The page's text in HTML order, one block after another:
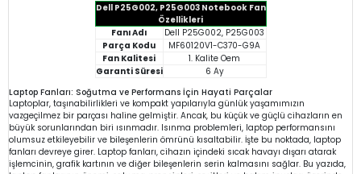
Dell P25G002, P25G003 Notebook Fan
Özellikleri
Fanı Adı
Dell P25G002, P25G003
Parça Kodu
MF60120V1-C370-G9A
Fan Kalitesi
1. Kalite Oem
Garanti Süresi
6 Ay
Laptop Fanları: Soğutma ve Performans İçin Hayati Parçalar
Laptoplar, taşınabilirlikleri ve kompakt yapılarıyla günlük yaşamımızın
vazgeçilmez bir parçası haline gelmiştir. Ancak, bu küçük ve güçlü cihazların en
büyük sorunlarından biri ısınmadır. Isınma problemleri, laptop performansını
olumsuz etkileyebilir ve bileşenlerin ömrünü kısaltabilir. İşte bu noktada, laptop
fanları devreye girer. Laptop fanları, cihazın içindeki sıcak havayı dışarı atarak
işlemcinin, grafik kartının ve diğer bileşenlerin serin kalmasını sağlar. Bu yazıda,